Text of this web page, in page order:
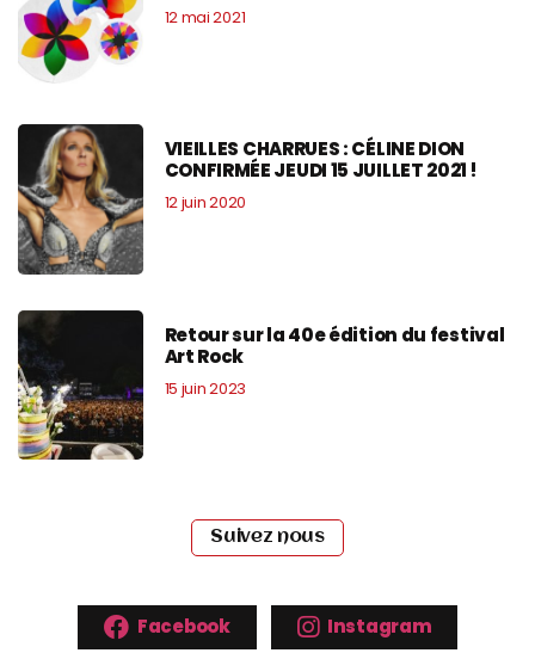
12 mai 2021
VIEILLES CHARRUES : CÉLINE DION
CONFIRMÉE JEUDI 15 JUILLET 2021 !
12 juin 2020
Retour sur la 40e édition du festival
Art Rock
15 juin 2023
Suivez nous
Facebook Instagram